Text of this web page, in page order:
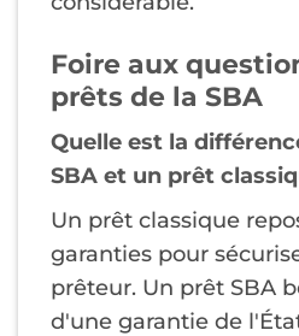
Foire aux
prêts de la SBA
Quelle est la
SBA et un prêt
Un prêt classique
garanties pour
prêteur. Un prêt SBA
d'une garantie de